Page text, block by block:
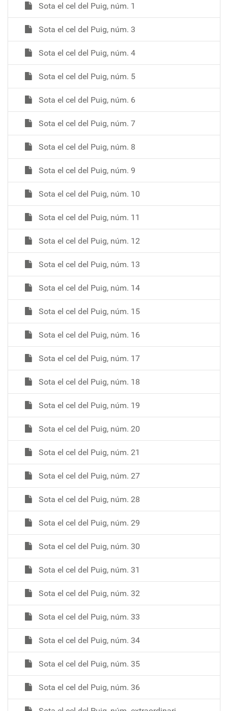
Sota el cel del Puig, núm. 1
Sota el cel del Puig, núm. 3
Sota el cel del Puig, núm. 4
Sota el cel del Puig, núm. 5
Sota el cel del Puig, núm. 6
Sota el cel del Puig, núm. 7
Sota el cel del Puig, núm. 8
Sota el cel del Puig, núm. 9
Sota el cel del Puig, núm. 10
Sota el cel del Puig, núm. 11
Sota el cel del Puig, núm. 12
Sota el cel del Puig, núm. 13
Sota el cel del Puig, núm. 14
Sota el cel del Puig, núm. 15
Sota el cel del Puig, núm. 16
Sota el cel del Puig, núm. 17
Sota el cel del Puig, núm. 18
Sota el cel del Puig, núm. 19
Sota el cel del Puig, núm. 20
Sota el cel del Puig, núm. 21
Sota el cel del Puig, núm. 27
Sota el cel del Puig, núm. 28
Sota el cel del Puig, núm. 29
Sota el cel del Puig, núm. 30
Sota el cel del Puig, núm. 31
Sota el cel del Puig, núm. 32
Sota el cel del Puig, núm. 33
Sota el cel del Puig, núm. 34
Sota el cel del Puig, núm. 35
Sota el cel del Puig, núm. 36